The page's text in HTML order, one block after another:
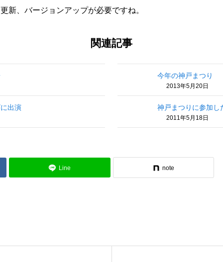
新、バージョンアップが必要ですね。
関連記事
今年の神戸まつり
2013年5月20日
出演 神戸まつりに参加し
2011年5月18日
Line note